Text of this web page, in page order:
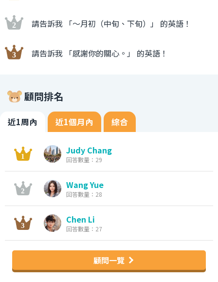
請告訴我 「〜月初（中旬、下旬）」 的英語！
請告訴我 「感謝你的關心。」 的英語！
顧問排名
近1周內 近1個月內 綜合
Judy Chang
回答數量：29
Wang Yue
回答數量：28
Chen Li
回答數量：27
顧問一覽